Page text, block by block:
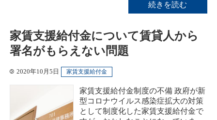
続きを読む
家賃支援給付金について賃貸人から
署名がもらえない問題
2020年10月5日 家賃支援給付金
家賃支援給付金制度の不備 政府が新
型コロナウイルス感染症拡大の対策
として制度化した家賃支援給付金で